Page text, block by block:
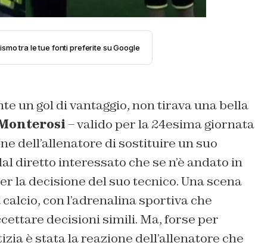
tra le tue fonti preferite su Google
un gol di vantaggio, non tirava una bella
– valido per la 24esima giornata
dell’allenatore di sostituire un suo
diretto interessato che se n’è andato in
la decisione del suo tecnico. Una scena
con l’adrenalina sportiva che
decisioni simili. Ma, forse per
è stata la reazione dell’allenatore che